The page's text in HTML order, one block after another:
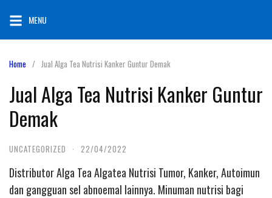
content
MENU
Home Jual Alga Tea Nutrisi Kanker Guntur Demak
Jual Alga Tea Nutrisi Kanker Guntur
Demak
UNCATEGORIZED · 22/04/2022
Distributor Alga Tea Algatea Nutrisi Tumor, Kanker, Autoimun
dan gangguan sel abnoemal lainnya. Minuman nutrisi bagi